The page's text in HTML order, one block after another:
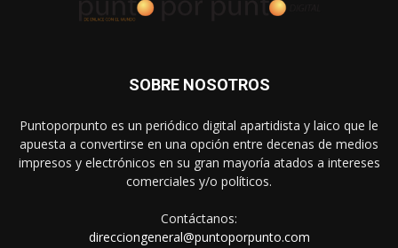
SOBRE NOSOTROS
Puntoporpunto es un periódico digital apartidista y laico que le
apuesta a convertirse en una opción entre decenas de medios
impresos y electrónicos en su gran mayoría atados a intereses
comerciales y/o políticos.
Contáctanos:
direcciongeneral@puntoporpunto.com